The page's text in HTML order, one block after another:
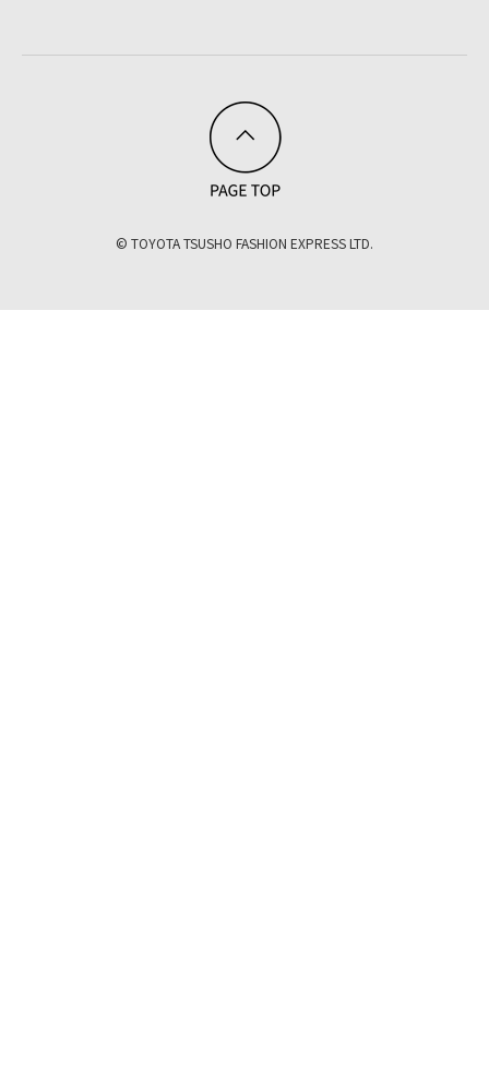
© TOYOTA TSUSHO FASHION EXPRESS LTD.